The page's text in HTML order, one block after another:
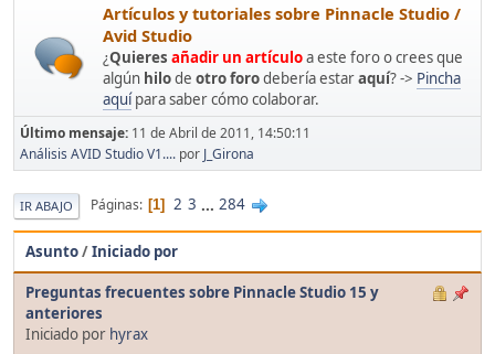
Artículos y tutoriales sobre Pinnacle Studio /
Avid Studio
¿Quieres añadir un artículoa este foro o crees que
algún hilode otro forodebería estaraquí? -> Pincha
aquípara saber cómo colaborar.
Último mensaje: 11 de Abril de 2011, 14:50:11
Análisis AVID Studio V1.... por J_Girona
IR ABAJO Páginas 1 2 3 ... 284
Asunto/Iniciado por
Preguntas frecuentes sobre Pinnacle Studio 15 y
anteriores
Iniciado por hyrax